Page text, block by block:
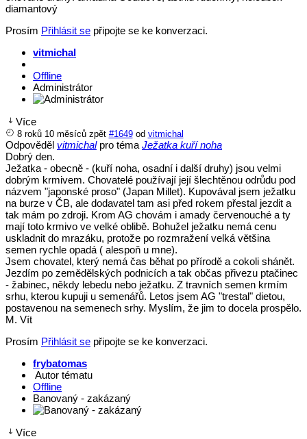
diamantový
Prosím Přihlásit se připojte se ke konverzaci.
vitmichal
Offline
Administrátor
Více
8 roků 10 měsíců zpět #1649 od vitmichal
Odpověděl vitmichalpro téma Ježatka kuří noha
Dobrý den.
Ježatka - obecně - (kuří noha, osadní i další druhy) jsou velmi
dobrým krmivem. Chovatelé používají její šlechtěnou odrůdu pod
názvem "japonské proso" (Japan Millet). Kupovával jsem ježatku
na burze v ČB, ale dodavatel tam asi před rokem přestal jezdit a
tak mám po zdroji. Krom AG chovám i amady červenouché a ty
mají toto krmivo ve velké oblibě. Bohužel ježatku nemá cenu
uskladnit do mrazáku, protože po rozmražení velká většina
semen rychle opadá ( alespoň u mne).
Jsem chovatel, který nemá čas běhat po přírodě a cokoli shánět.
Jezdím po zemědělských podnicích a tak občas přivezu ptačinec
- žabinec, někdy lebedu nebo ježatku. Z travních semen krmím
srhu, kterou kupuji u semenářů. Letos jsem AG "trestal" dietou,
postavenou na semenech srhy. Myslím, že jim to docela prospělo.
M. Vít
Prosím Přihlásit se připojte se ke konverzaci.
frybatomas
Autor tématu
Offline
Banovaný - zakázaný
Více